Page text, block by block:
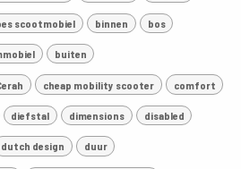
scootmobiel binnen bos
buiten
cheap mobility scooter comfort
diefstal dimensions disabled
dutch design duur